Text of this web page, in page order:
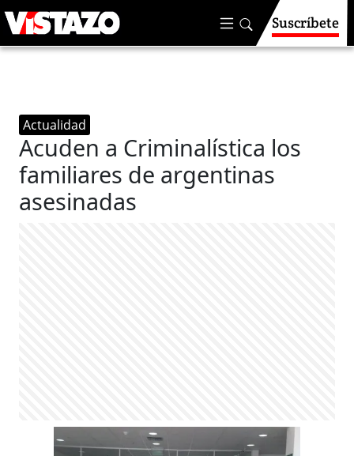
Suscríbete
Actualidad
Acuden a Criminalística los
familiares de argentinas
asesinadas